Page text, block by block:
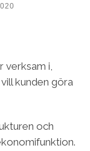
verksam i,
kunden göra
och